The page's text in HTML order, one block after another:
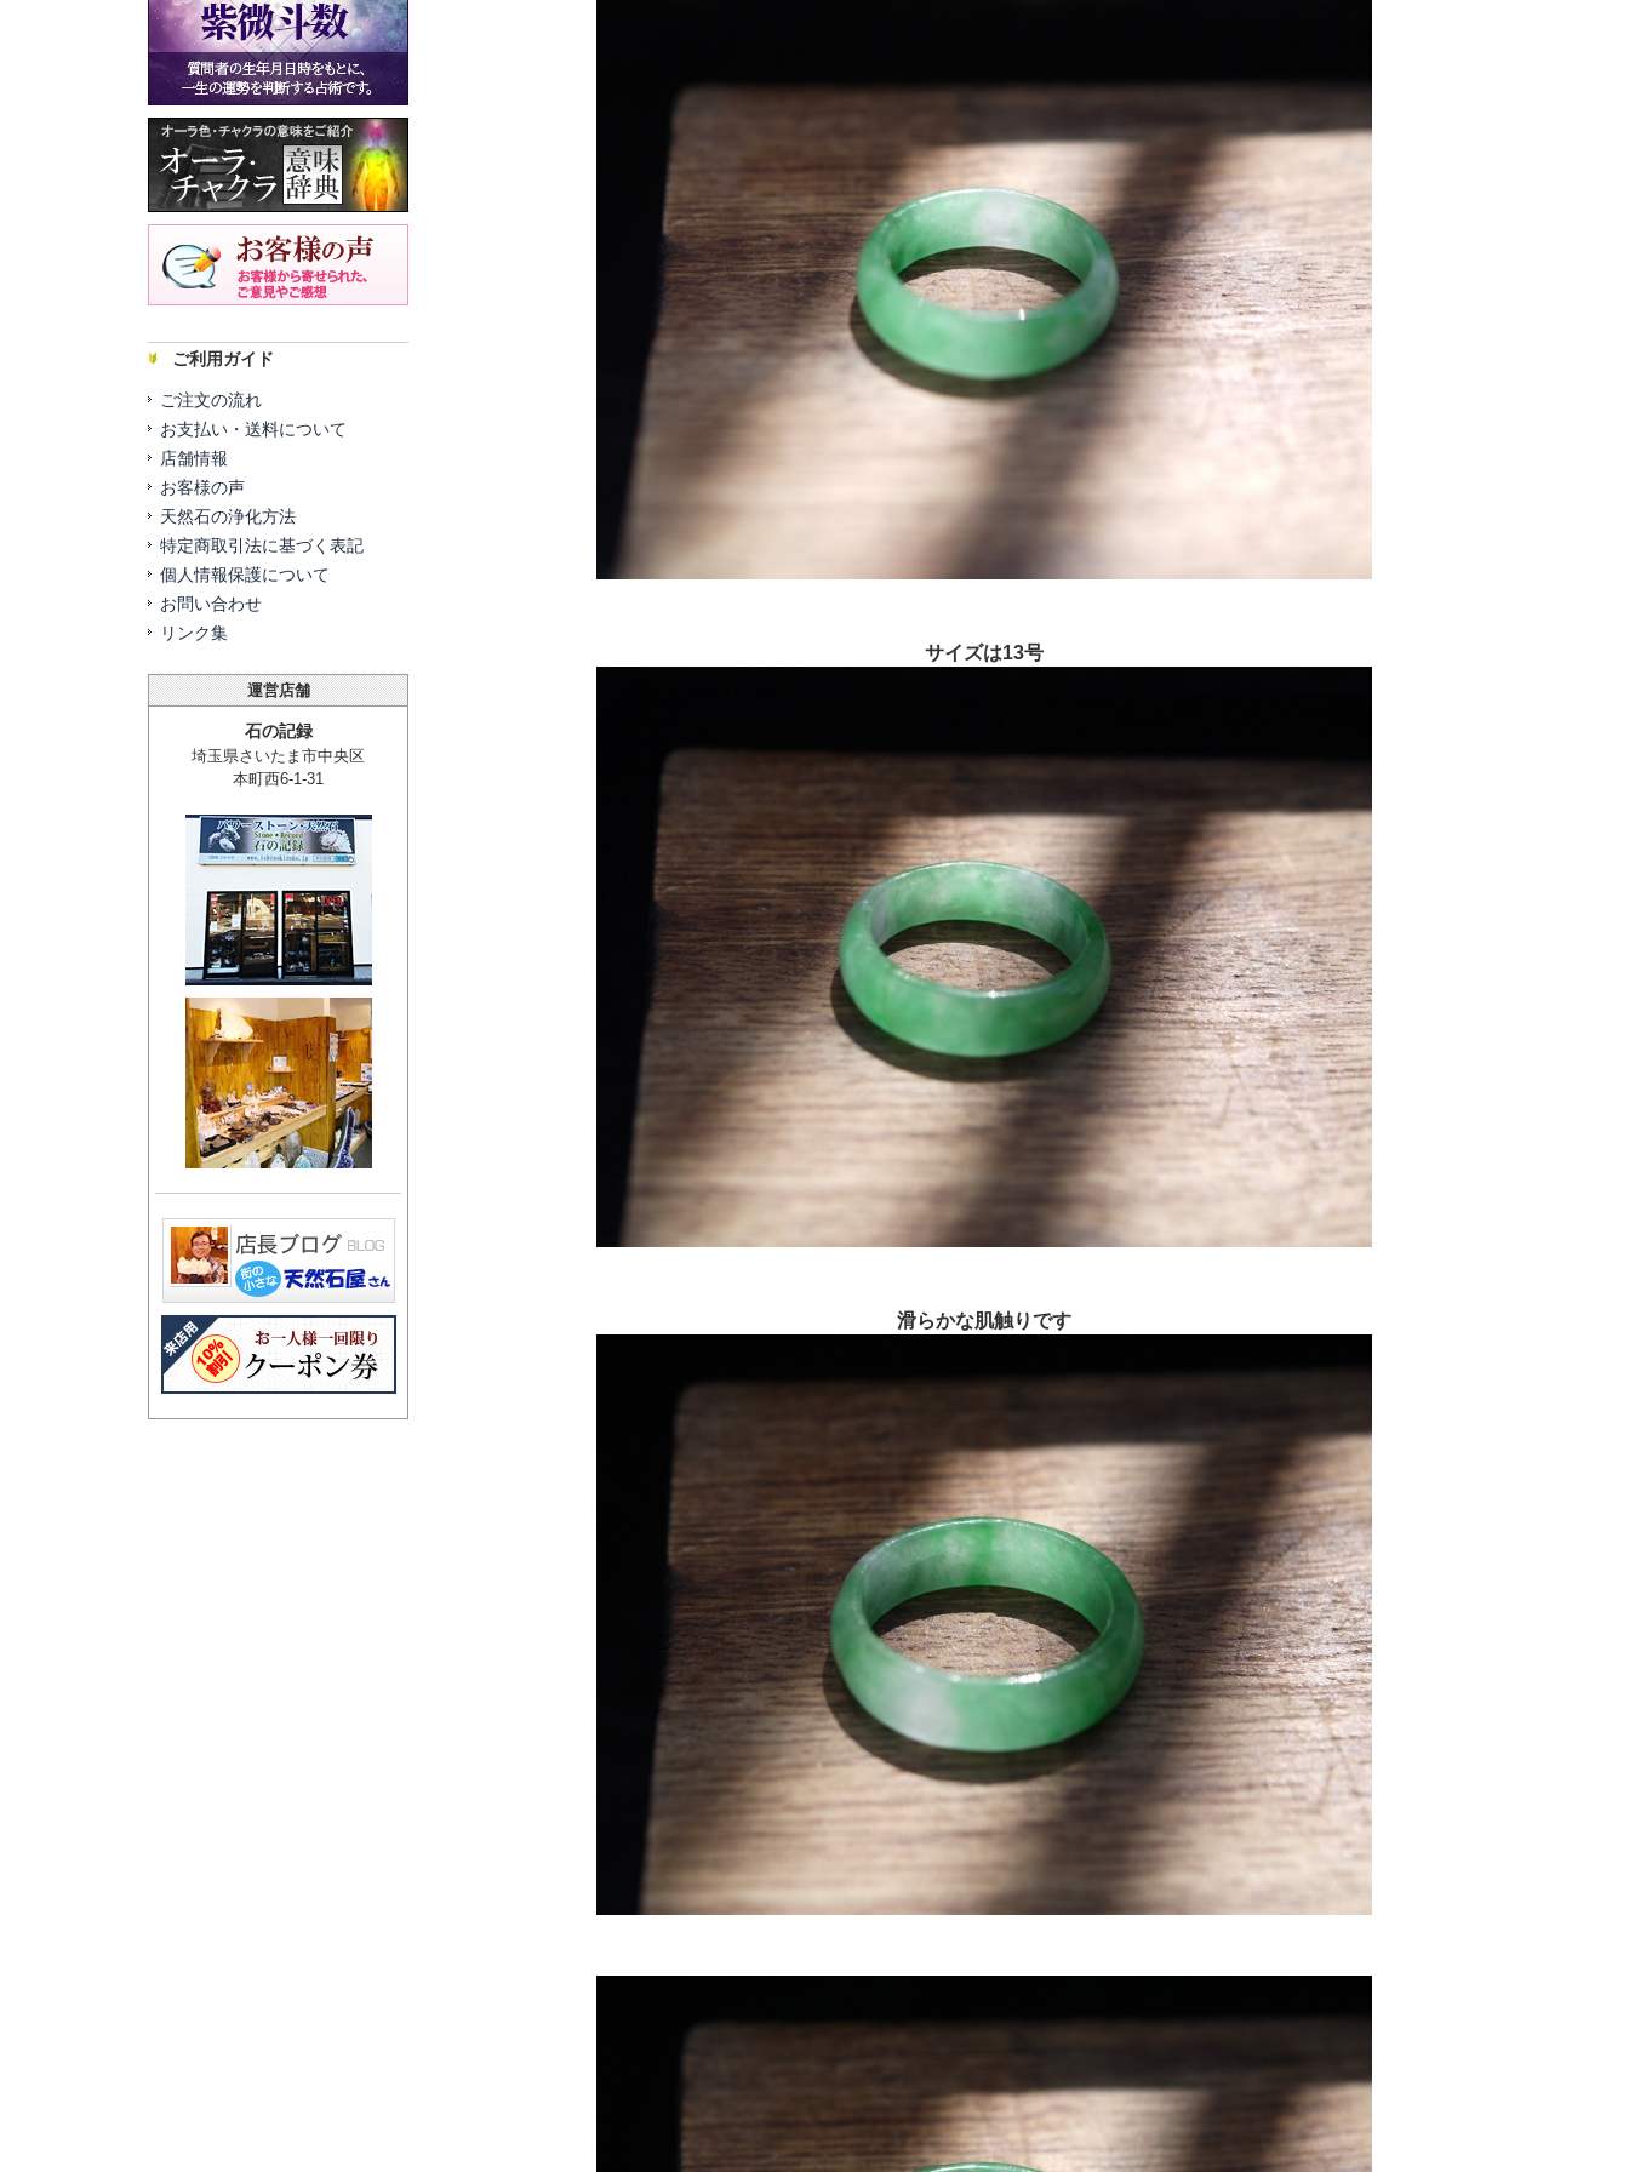
サイズは13号
滑らかな肌触りです
ご利用ガイド
ご注文の流れ
お支払い・送料について
店舗情報
お客様の声
天然石の浄化方法
特定商取引法に基づく表記
個人情報保護について
お問い合わせ
リンク集
運営店舗
石の記録
埼玉県さいたま市中央区
本町西6-1-31